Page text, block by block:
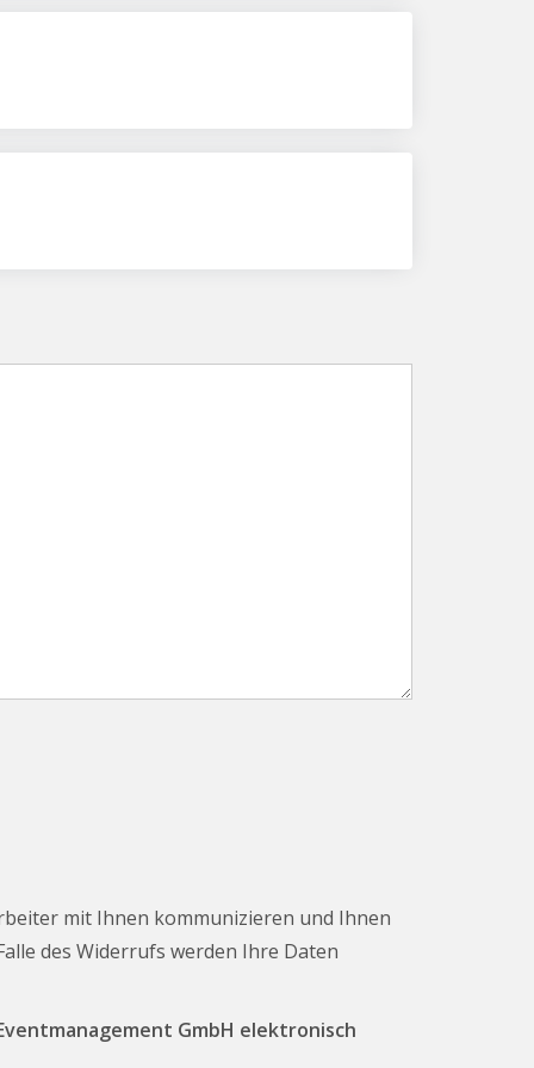
mit Ihnen kommunizieren und Ihnen
des Widerrufs werden Ihre Daten
GmbH elektronisch